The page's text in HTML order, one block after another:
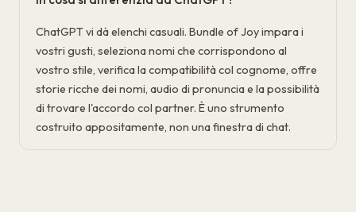
ChatGPT vi dà elenchi casuali. Bundle of Joy impara i
vostri gusti, seleziona nomi che corrispondono al
vostro stile, verifica la compatibilità col cognome, offre
storie ricche dei nomi, audio di pronuncia e la possibilità
di trovare l'accordo col partner. È uno strumento
costruito appositamente, non una finestra di chat.